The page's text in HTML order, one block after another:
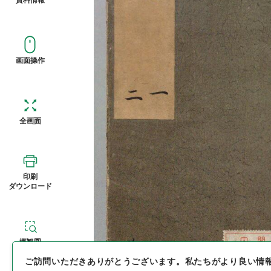
画面操作
全画面
印刷
ダウンロード
概観図
ご訪問いただきありがとうございます。 私たちがより良い情